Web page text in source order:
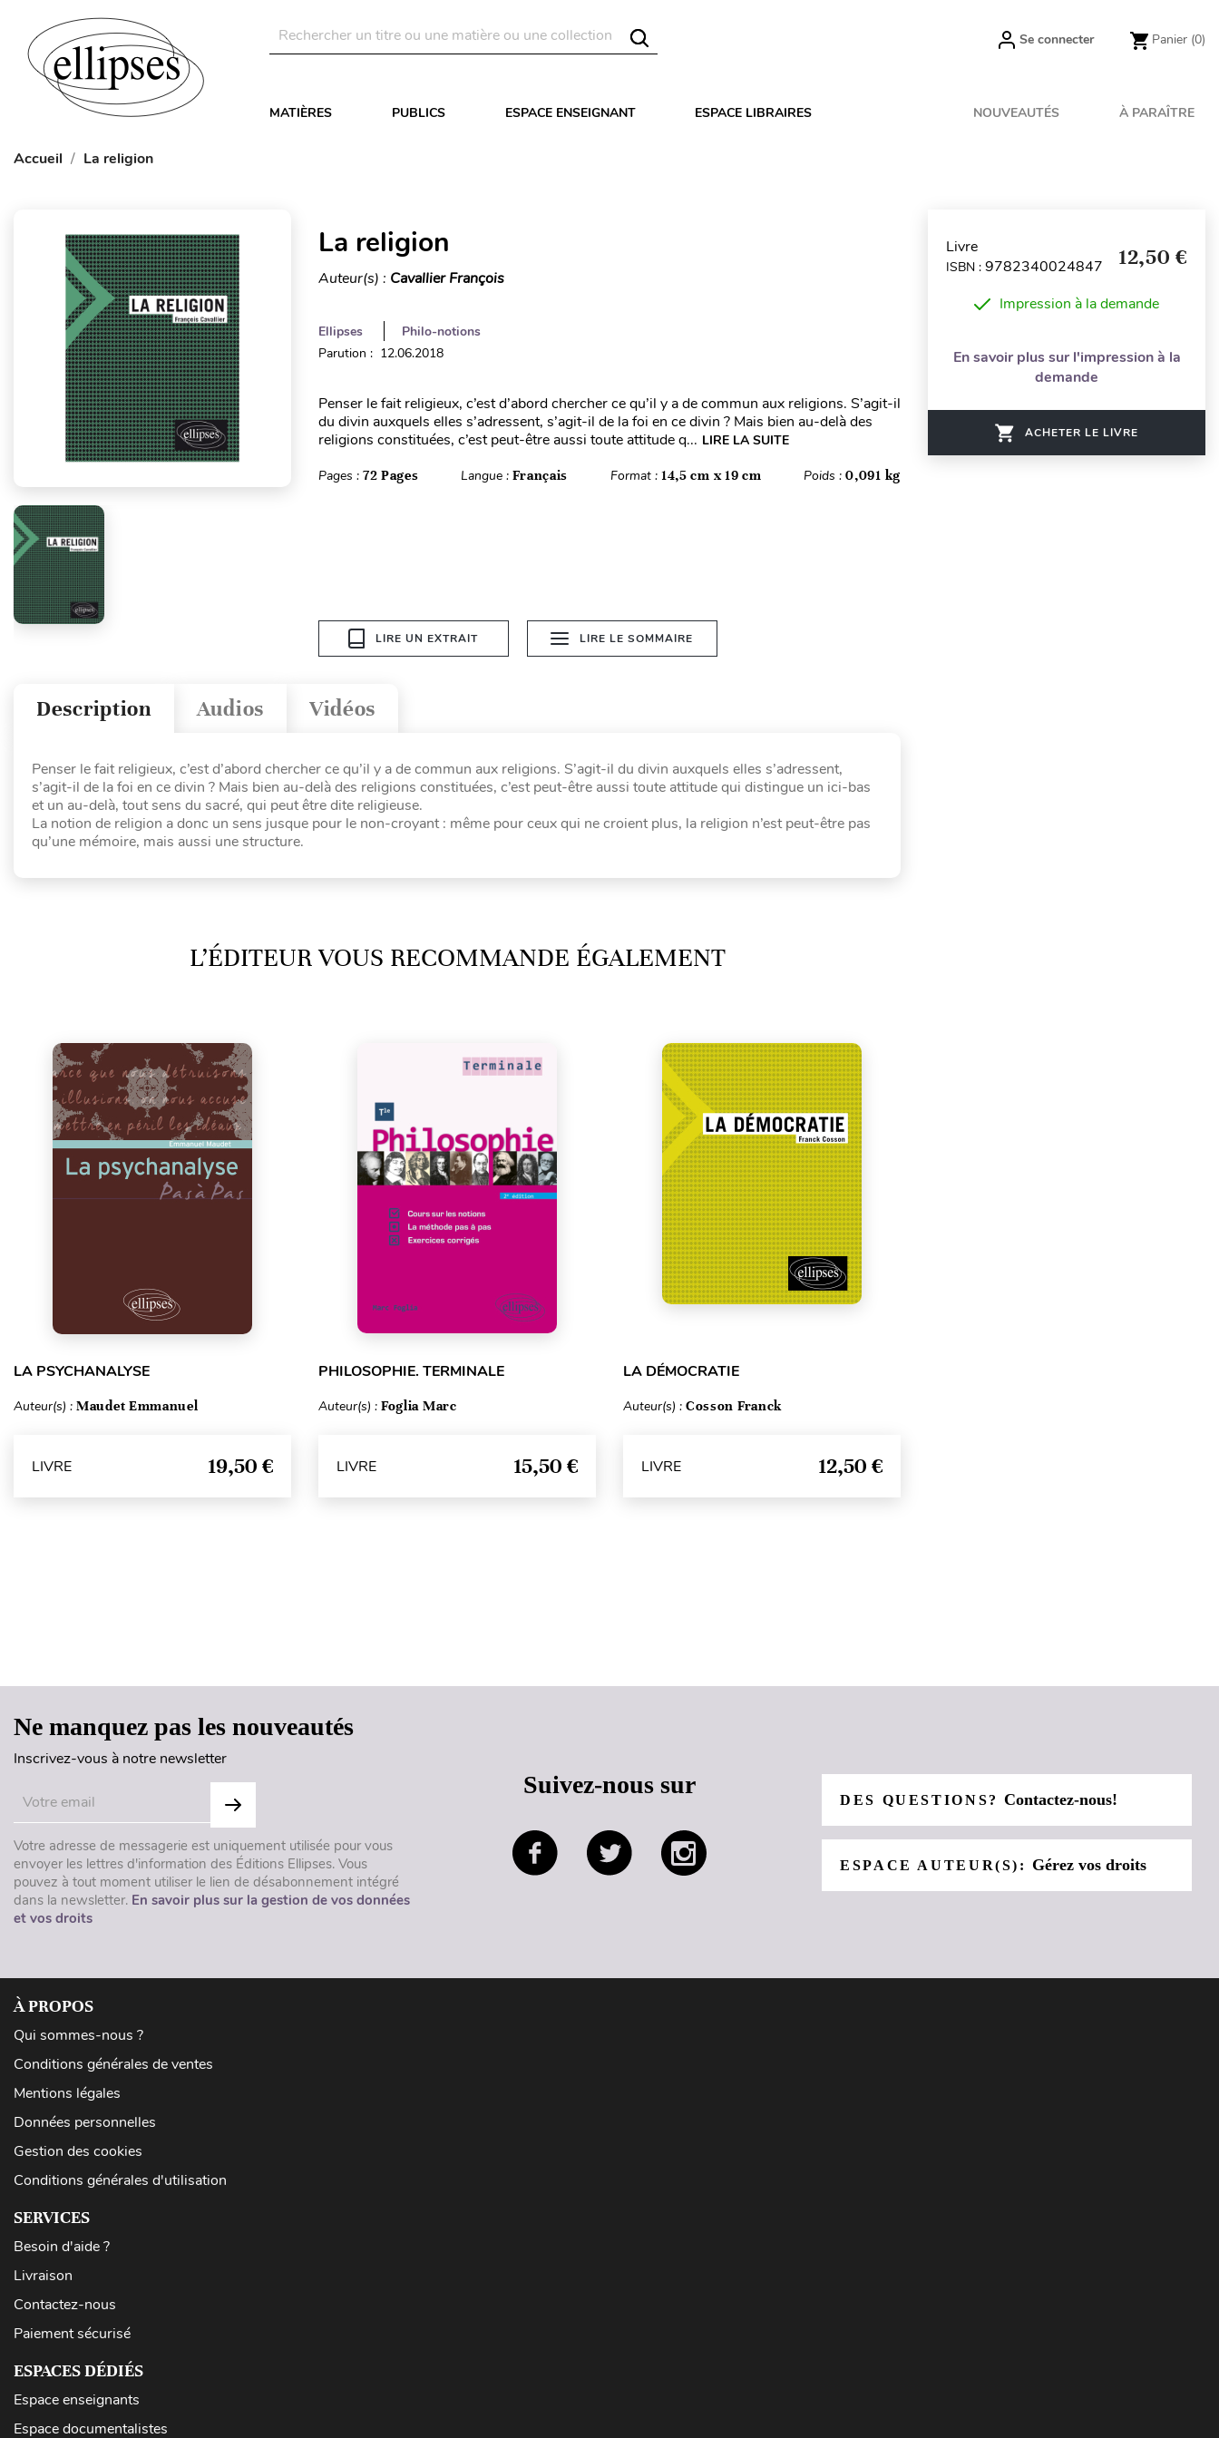
Se connecter Panier (0)
MATIÈRES PUBLICS ESPACE ENSEIGNANT ESPACE LIBRAIRES NOUVEAUTÉS À PARAÎTRE
Accueil La religion
La religion
Auteur(s) : Cavallier François
Ellipses
Philo-notions
Parution : 12.06.2018
Penser le fait religieux, c’est d’abord chercher ce qu’il y a de commun aux religions. S’agit-il
du divin auxquels elles s’adressent, s’agit-il de la foi en ce divin ? Mais bien au-delà des
religions constituées, c’est peut-être aussi toute attitude q... LIRE LA SUITE
Pages : 72 Pages Langue :Français Format : 14,5 cm x 19 cm Poids :0,091 kg
LIRE UN EXTRAIT LIRE LE SOMMAIRE
Vidéos
Audios
Description
Penser le fait religieux, c’est d’abord chercher ce qu’il y a de commun aux religions. S’agit-il du divin auxquels elles s’adressent,
s’agit-il de la foi en ce divin ? Mais bien au-delà des religions constituées, c’est peut-être aussi toute attitude qui distingue un ici-bas
et un au-delà, tout sens du sacré, qui peut être dite religieuse.
La notion de religion a donc un sens jusque pour le non-croyant : même pour ceux qui ne croient plus, la religion n’est peut-être pas
qu’une mémoire, mais aussi une structure.
L’ÉDITEUR VOUS RECOMMANDE ÉGALEMENT
LA PSYCHANALYSE
Auteur(s) : Maudet Emmanuel
LIVRE 19,50 €
PHILOSOPHIE. TERMINALE
Auteur(s) : Foglia Marc
LIVRE 15,50 €
LA DÉMOCRATIE
Auteur(s) : Cosson Franck
LIVRE 12,50 €
Livre
ISBN : 9782340024847 12,50 €
Impression à la demande
En savoir plus sur l'impression à la
demande
ACHETER LE LIVRE
Ne manquez pas les nouveautés
Inscrivez-vous à notre newsletter
Votre adresse de messagerie est uniquement utilisée pour vous
envoyer les lettres d'information des Éditions Ellipses. Vous
pouvez à tout moment utiliser le lien de désabonnement intégré
dans la newsletter. En savoir plus sur la gestion de vos données
et vos droits
Suivez-nous sur
DES QUESTIONS?Contactez-nous!
ESPACE AUTEUR(S): Gérez vos droits
À PROPOS
Qui sommes-nous ?
Conditions générales de ventes
Mentions légales
Données personnelles
Gestion des cookies
Conditions générales d'utilisation
SERVICES
Besoin d'aide ?
Livraison
Contactez-nous
Paiement sécurisé
ESPACES DÉDIÉS
Espace enseignants
Espace documentalistes